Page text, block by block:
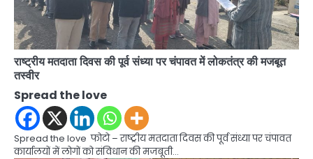
राष्ट्रीय मतदाता दिवस की पूर्व संध्या पर चंपावत में लोकतंत्र की मजबूत
तस्वीर
Spread the love
Spread the love फोटो – राष्ट्रीय मतदाता दिवस की पूर्व संध्या पर चंपावत
कार्यालयों में लोगों को संविधान की मजबूती…